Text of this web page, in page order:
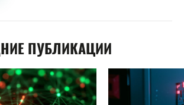
ПУБЛИКАЦИИ